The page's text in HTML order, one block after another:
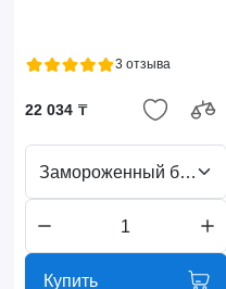
3 отзыва
22 034 ₸
Замороженный банан
Купить